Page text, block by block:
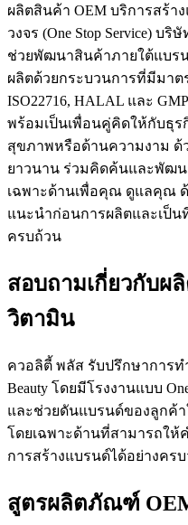
ผลิตสินค้า OEM บริการสร้
วงจร (One Stop Service) บ
ช่วยพัฒนาสินค้าภายใต้แบร
ผลิตด้วยกระบวนการที่มีมาต
ISO22716, HALAL และ
พร้อมเป็นเพื่อนคู่คิดให้กับธุ
สุขภาพหรือด้านความงาม
ยาวนาน ร่วมคิดค้นและพัฒ
เฉพาะด้านเพื่อคุณ ดูแลคุณ
แนะนำก่อนการผลิตและเป็น
ครบถ้วน
สอบถามเกี่ยวกับผ
วิตามิน
ควอลิตี้ พลัส รับปรึกษาการ
Beauty โดยมีโรงงานแบบ
และช่วยดันแบรนด์ของลูกค้
โดยเฉพาะด้านที่สามารถให้
การสร้างแบรนด์ได้อย่างครบ
สูตรผลิตภัณฑ์